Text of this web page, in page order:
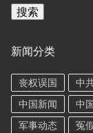
搜索
新闻分类
丧权误国 中
中国新闻
中
军事动态
冤